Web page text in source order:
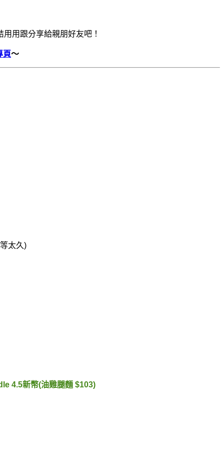
用跟分享給親朋好友吧！
頁～
太久)
4.5新幣(油雞腿麵 $103)